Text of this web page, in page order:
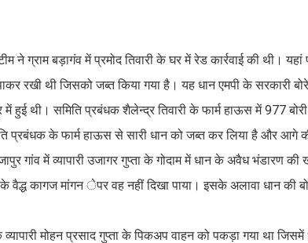
ने ग्राम बड़ागंव में प्रमोद तिवारी के घर में रेड कार्रवाई की थी।
रखी थी जिसको जब्त किया गया है। यह धान एमपी के सरकारी
में हुई थी। समिति प्रबंधक शैलेन्द्र तिवारी के फार्म हाऊस में 977
प्रबंधक के फार्म हाऊस से सारी धान को जब्त कर लिया है और आगे
गांव में व्यापारी उजागर गुप्ता के गोदाम में धान के अवैध भंडारण
वैद्ध कागज मांगन ेपर वह नहीं दिखा पाया। इसके अलावा धान की
व्यापारी मोहन प्रसाद गुप्ता के पिकअप वाहन को पकड़ा गया था